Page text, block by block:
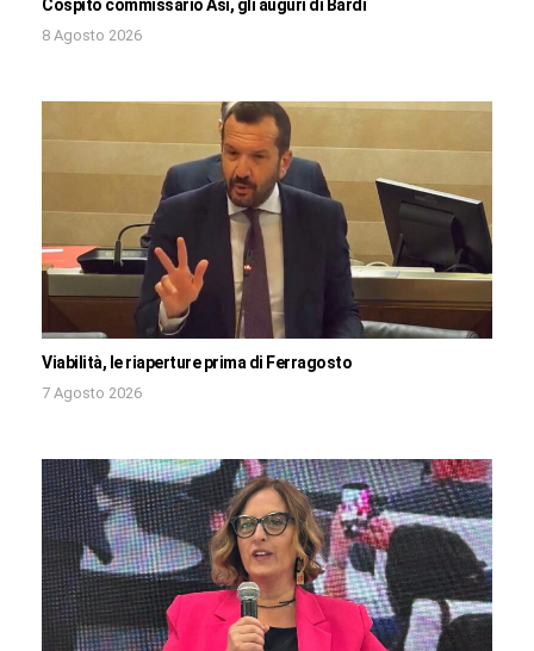
Cospito commissario Asi, gli auguri di Bardi
8 Agosto 2026
Viabilità, le riaperture prima di Ferragosto
7 Agosto 2026